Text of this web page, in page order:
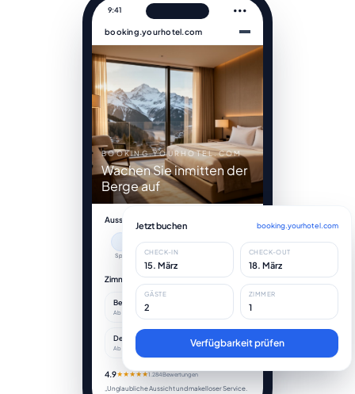
9:41 •••
booking.yourhotel.com
BOOKING.YOURHOTEL.COM
Wachen Sie inmitten der
Berge auf
Ausstattung
Spa Pool
Zimmer Alle
Bergsuite
Ab 320 $/Nacht
Deluxe King
Ab 240 $/Nacht
Wählen Sie
4.9★★★★★1.284 Bewertungen
„Unglaubliche Aussicht und makelloser Service.
Jetzt buchen booking.yourhotel.com
CHECK-IN
15. März
CHECK-OUT
18. März
GÄSTE
2
ZIMMER
1
Verfügbarkeit prüfen